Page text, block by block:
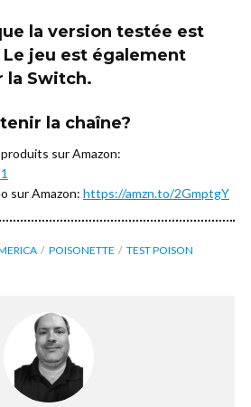
la version testée est
Le jeu est également
la Switch.
la chaîne?
sur Amazon:
sur Amazon: https://amzn.to/2GmptgY
POISONETTE
TEST POISON